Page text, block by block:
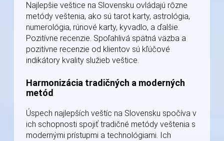
Najlepšie veštice na Slovensku ovládajú rôzne
metódy veštenia, ako sú tarot karty, astrológia,
numerológia, rúnové karty, kyvadlo, a ďalšie.
Pozitívne recenzie. Spoľahlivá spätná väzba a
pozitívne recenzie od klientov sú kľúčové
indikátory kvality služieb veštice.
Harmonizácia tradičných a moderných
metód
Úspech najlepších veštíc na Slovensku spočíva v
ich schopnosti spojiť tradičné metódy veštenia s
modernými prístupmi a technológiami. Ich